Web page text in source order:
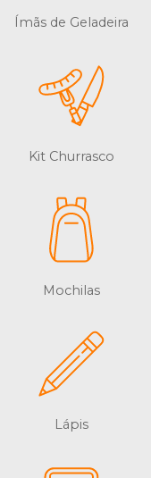
Ímãs de Geladeira
Kit Churrasco
Mochilas
Lápis